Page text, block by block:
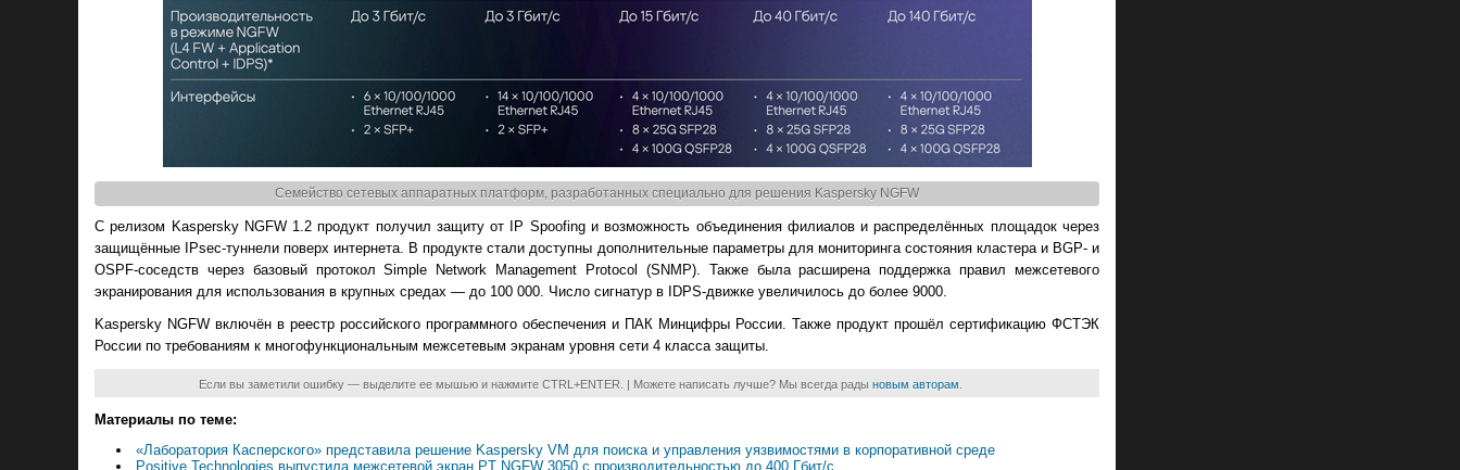
Семейство сетевых аппаратных платформ, разработанных специально для решения Kaspersky NGFW
С релизом Kaspersky NGFW 1.2 продукт получил защиту от IP Spoofing и возможность объединения филиалов и распределённых площадок через
защищённые IPsec-туннели поверх интернета. В продукте стали доступны дополнительные параметры для мониторинга состояния кластера и BGP- и
OSPF-соседств через базовый протокол Simple Network Management Protocol (SNMP). Также была расширена поддержка правил межсетевого
экранирования для использования в крупных средах — до 100 000. Число сигнатур в IDPS-движке увеличилось до более 9000.
Kaspersky NGFW включён в реестр российского программного обеспечения и ПАК Минцифры России. Также продукт прошёл сертификацию ФСТЭК
России по требованиям к многофункциональным межсетевым экранам уровня сети 4 класса защиты.
Если вы заметили ошибку — выделите ее мышью и нажмите CTRL+ENTER. | Можете написать лучше? Мы всегда рады новым авторам
Материалы по теме:
«Лаборатория Касперского» представила решение Kaspersky VM для поиска и управления уязвимостями в корпоративной среде
Positive Technologies выпустила межсетевой экран PT NGFW 3050 с производительностью до 400 Гбит/с